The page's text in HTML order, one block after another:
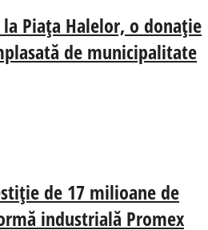
Piața Halelor, o donație
de municipalitate
de 17 milioane de
industrială Promex